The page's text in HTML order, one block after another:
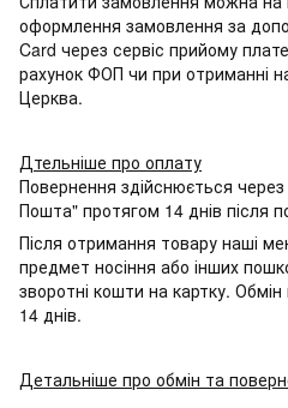
оформлення замовлення за
Card через сервіс прийому
рахунок ФОП чи при отриманні на
Церква.
Дтельніше про оплату
Повернення здійснюється
Пошта" протягом 14 днів після
Після отримання товару наші
предмет носіння або інших
зворотні кошти на картку.
14 днів.
Детальніше про обмін та